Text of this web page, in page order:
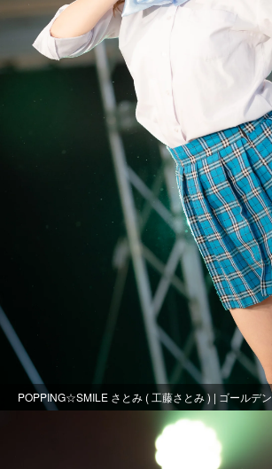
POPPING☆SMILE さとみ ( 工藤さとみ ) | ゴールデ